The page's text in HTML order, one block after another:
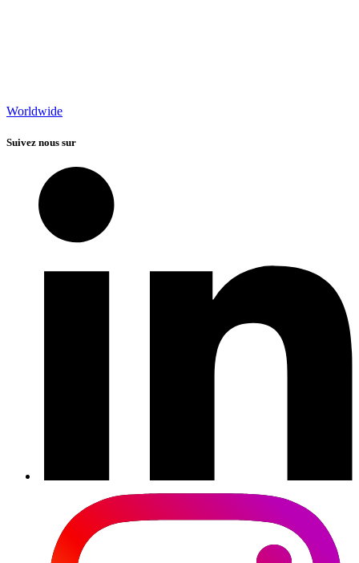
Worldwide
Suivez nous sur